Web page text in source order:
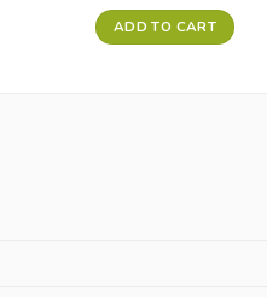
ADD TO CART